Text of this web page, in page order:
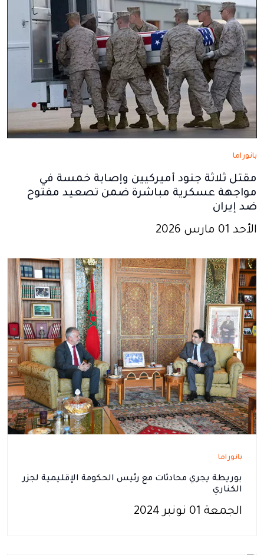
بانوراما
مقتل ثلاثة جنود أميركيين وإصابة خمسة في
مواجهة عسكرية مباشرة ضمن تصعيد مفتوح
ضد إيران
الأحد 01 مارس 2026
بانوراما
بوريطة يجري محادثات مع رئيس الحكومة الإقليمية لجزر
الكناري
الجمعة 01 نونبر 2024